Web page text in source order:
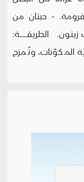
- حبتان من
من زيت زيتون. الطريقـــــــة:
المكوّنات، وتُمزج